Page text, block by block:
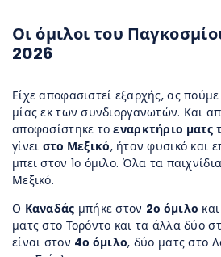
Οι όμιλοι του
2026
Είχε αποφασιστεί εξαρχής, ας πούμε
μίας εκ των συνδιοργανωτών. Και
αποφασίστηκε τοεναρκτήριο ματς
γίνει στο Μεξικό, ήταν φυσικό και
μπει στον 1ο όμιλο. Όλα τα
Μεξικό.
Ο Καναδάς μπήκε στον 2ο όμιλο
ματς στο Τορόντο και τα άλλα δύο
είναι στον 4ο όμιλο, δύο ματς στο